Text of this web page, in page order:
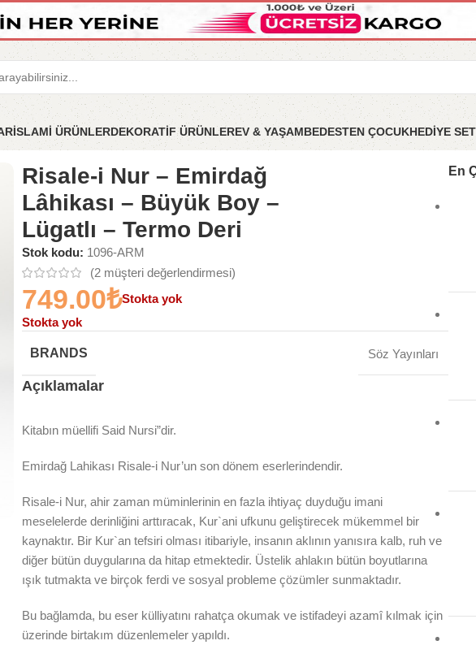
İSLAMİ ÜRÜNLERDEKORATİF ÜRÜNLEREV & YAŞAMBEDESTEN ÇOCUKHEDİYE
– Büyük Boy – Lügatlı – Termo Deri
Risale-i Nur – Emirdağ
Lâhikası – Büyük Boy –
Lügatlı – Termo Deri
Stok kodu: 1096-ARM
(2müşteri değerlendirmesi)
749.00₺Stokta yok
Stokta yok
BRANDS Söz Yayınları
Açıklamalar
Kitabın müellifi Said Nursi”dir.
Emirdağ Lahikası Risale-i Nur’un son dönem eserlerindendir.
Risale-i Nur, ahir zaman müminlerinin en fazla ihtiyaç duyduğu imani
meselelerde derinliğini arttıracak, Kur`ani ufkunu geliştirecek mükemmel bir
kaynaktır. Bir Kur`an tefsiri olması itibariyle, insanın aklının yanısıra kalb, ruh ve
diğer bütün duygularına da hitap etmektedir. Üstelik ahlakın bütün boyutlarına
ışık tutmakta ve birçok ferdi ve sosyal probleme çözümler sunmaktadır.
Bu bağlamda, bu eser külliyatını rahatça okumak ve istifadeyi azamî kılmak için
üzerinde birtakım düzenlemeler yapıldı.
En